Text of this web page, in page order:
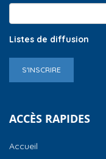
Listes de diffusion
S'INSCRIRE
ACCÈS RAPIDES
Accueil